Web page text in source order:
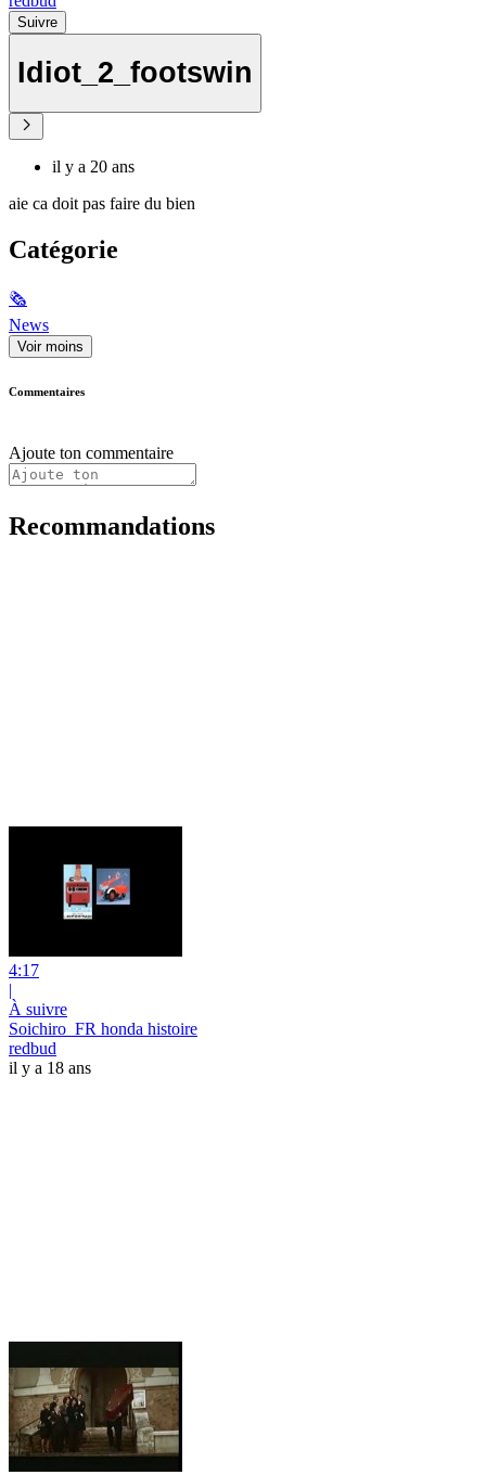
Suivre
Idiot_2_footswin
il y a 20 ans
aie ca doit pas faire du bien
Catégorie
🗞
News
Voir moins
Commentaires
Ajoute ton commentaire
Recommandations
4:17
|
À suivre
Soichiro_FR honda histoire
redbud
il y a 18 ans